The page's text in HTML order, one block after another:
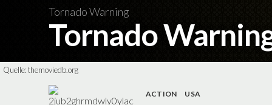
Tornado Warning
Tornado
Quelle:themoviedb.org
ACTION
USA